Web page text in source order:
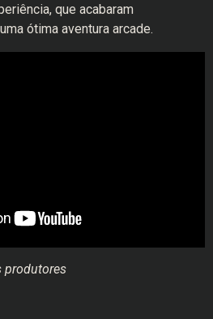
que acabaram
ótima aventura arcade.
produtores